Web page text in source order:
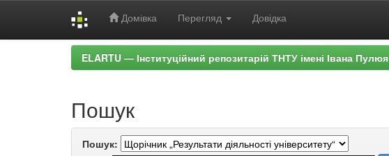
Домівка Перегляд Довідка
ELARTU — Інституційний репозитарій ТНТУ імені Івана Пулюя
Пошук
Пошук: